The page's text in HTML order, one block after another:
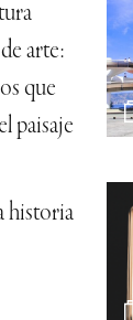
arte:
que
paisaje
historia